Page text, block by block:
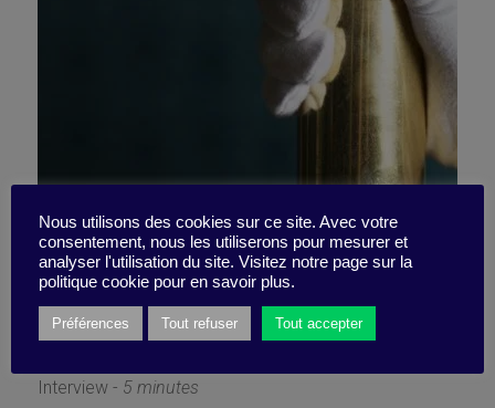
citizenM : bousculer les
codes de l’hôtellerie
Interview - 5 minutes
Nous utilisons des cookies sur ce site. Avec votre
consentement, nous les utiliserons pour mesurer et
analyser l'utilisation du site. Visitez notre page sur la
politique cookie pour en savoir plus.
Préférences Tout refuser Tout accepter